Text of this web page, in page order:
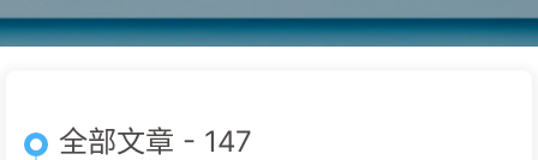
全部文章 - 147